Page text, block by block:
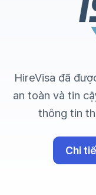
HireVisa đã
an toàn và tin
thông tin
Chi